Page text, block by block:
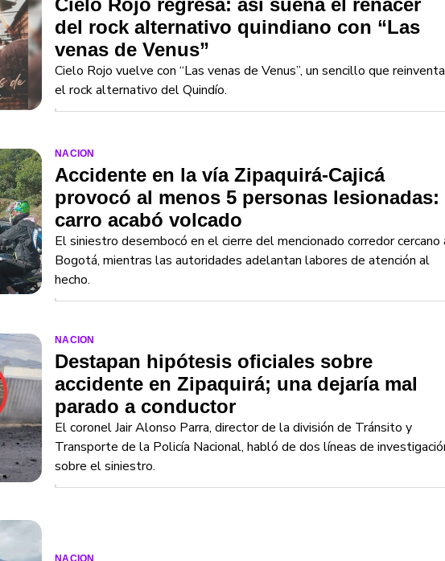
Cielo Rojo regresa: así suena el renacer
del rock alternativo quindiano con “Las
venas de Venus”
Cielo Rojo vuelve con “Las venas de Venus”, un sencillo que reinventa
el rock alternativo del Quindío.
NACION
Accidente en la vía Zipaquirá-Cajicá
provocó al menos 5 personas lesionadas:
carro acabó volcado
El siniestro desembocó en el cierre del mencionado corredor cercano
Bogotá, mientras las autoridades adelantan labores de atención al
hecho.
NACION
Destapan hipótesis oficiales sobre
accidente en Zipaquirá; una dejaría mal
parado a conductor
El coronel Jair Alonso Parra, director de la división de Tránsito y
Transporte de la Policía Nacional, habló de dos líneas de
sobre el siniestro.